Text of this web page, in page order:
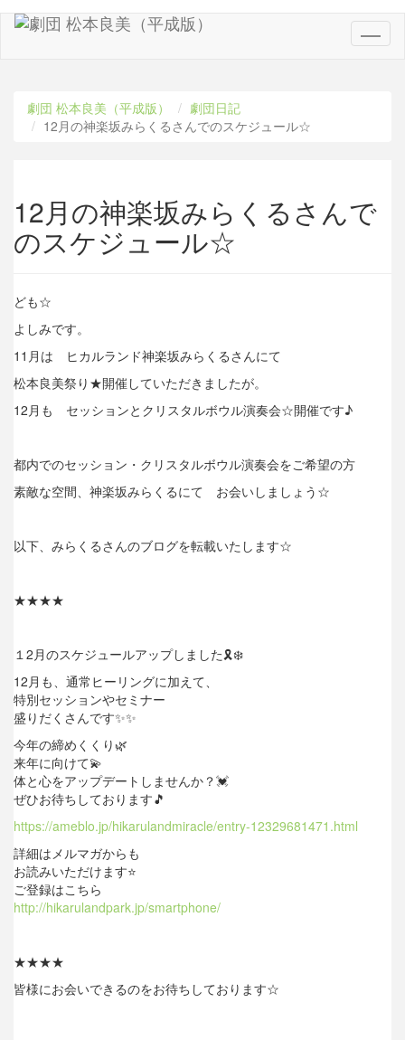
劇団 松本良美（平成版）
劇団日記
12月の神楽坂みらくるさんでのスケジュール☆
12月の神楽坂みらくるさんで
のスケジュール☆
ども☆
よしみです。
11月は ヒカルランド神楽坂みらくるさんにて
松本良美祭り★開催していただきましたが。
12月も セッションとクリスタルボウル演奏会☆開催です♪
都内でのセッション・クリスタルボウル演奏会をご希望の方
素敵な空間、神楽坂みらくるにて お会いしましょう☆
以下、みらくるさんのブログを転載いたします☆
★★★★
１2月のスケジュールアップしました🎗❄️
12月も、通常ヒーリングに加えて、
特別セッションやセミナー
盛りだくさんです✨✨
今年の締めくくり🌿
来年に向けて💫
体と心をアップデートしませんか？💓
ぜひお待ちしております🎵
https://ameblo.jp/hikarulandmiracle/entry-12329681471.html
詳細はメルマガからも
お読みいただけます⭐️
ご登録はこちら
http://hikarulandpark.jp/smartphone/
★★★★
皆様にお会いできるのをお待ちしております☆